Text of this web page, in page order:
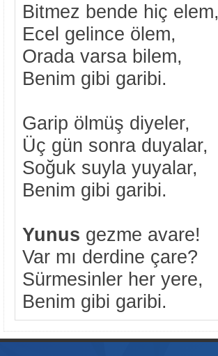
Bitmez bende hiç elem,
Ecel gelince ölem,
Orada varsa bilem,
Benim gibi garibi.
Garip ölmüş diyeler,
Üç gün sonra duyalar,
Soğuk suyla yuyalar,
Benim gibi garibi.
Yunus gezme avare!
Var mı derdine çare?
Sürmesinler her yere,
Benim gibi garibi.